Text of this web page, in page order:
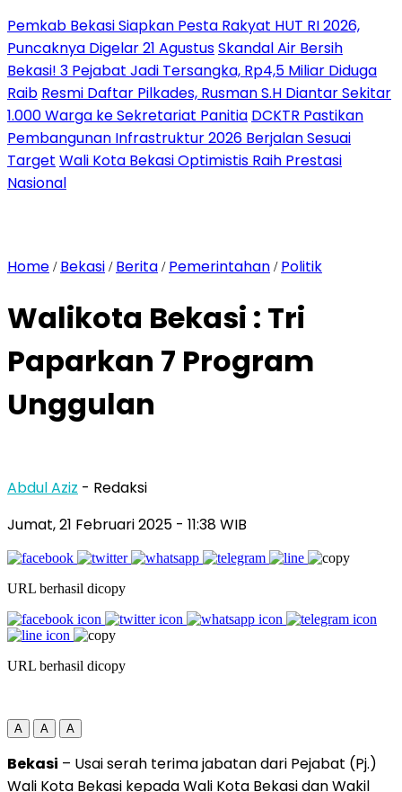
Pemkab Bekasi Siapkan Pesta Rakyat HUT RI 2026,
Puncaknya Digelar 21 AgustusSkandal Air Bersih
Bekasi! 3 Pejabat Jadi Tersangka, Rp4,5 Miliar Diduga
Raib Resmi Daftar Pilkades, Rusman S.H Diantar Sekitar
1.000 Warga ke Sekretariat Panitia DCKTR Pastikan
Pembangunan Infrastruktur 2026 Berjalan Sesuai
Target Wali Kota Bekasi Optimistis Raih Prestasi
Nasional
Home / Bekasi / Berita / Pemerintahan / Politik
Walikota Bekasi : Tri
Paparkan 7 Program
Unggulan
Abdul Aziz - Redaksi
Jumat, 21 Februari 2025 - 11:38 WIB
URL berhasil dicopy
URL berhasil dicopy
A A A
Bekasi – Usai serah terima jabatan dari Pejabat (Pj.)
Wali Kota Bekasi kepada Wali Kota Bekasi dan Wakil